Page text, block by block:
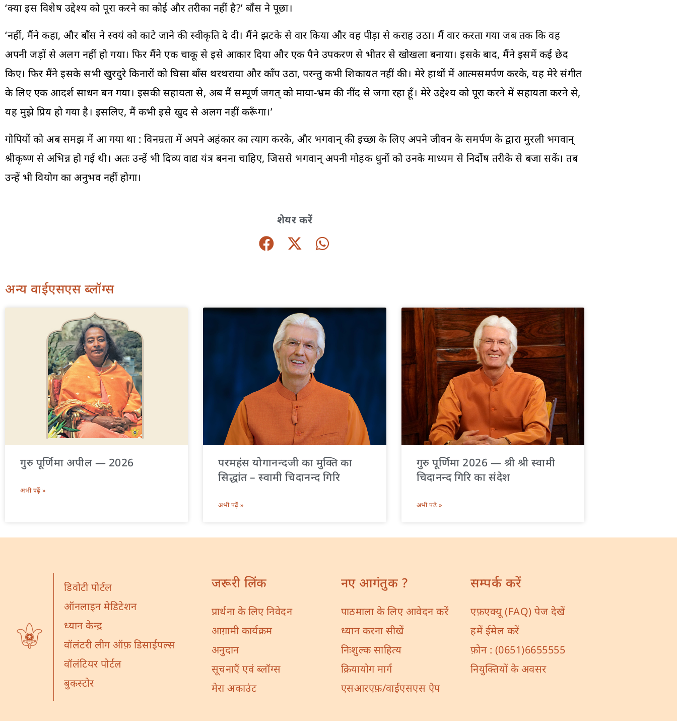
‘क्या इस विशेष उद्देश्य को पूरा करने का कोई और तरीका नहीं है?’ बाँस ने पूछा।
‘नहीं, मैंने कहा, और बाँस ने स्वयं को काटे जाने की स्वीकृति दे दी। मैंने झटके से वार किया और वह पीड़ा से कराह उठा। मैं वार करता गया जब तक कि वह
अपनी जड़ों से अलग नहीं हो गया। फिर मैंने एक चाकू से इसे आकार दिया और एक पैने उपकरण से भीतर से खोखला बनाया। इसके बाद, मैंने इसमें कई छेद
किए। फिर मैंने इसके सभी खुरदुरे किनारों को घिसा बाँस थरथराया और काँप उठा, परन्तु कभी शिकायत नहीं की। मेरे हाथों में आत्मसमर्पण करके, यह मेरे संगीत
के लिए एक आदर्श साधन बन गया। इसकी सहायता से, अब मैं सम्पूर्ण जगत् को माया-भ्रम की नींद से जगा रहा हूँ। मेरे उद्देश्य को पूरा करने में सहायता करने से,
यह मुझे प्रिय हो गया है। इसलिए, मैं कभी इसे खुद से अलग नहीं करूँगा।’
गोपियों को अब समझ में आ गया था : विनम्रता में अपने अहंकार का त्याग करके, और भगवान् की इच्छा के लिए अपने जीवन के समर्पण के द्वारा मुरली भगवान्
श्रीकृष्ण से अभिन्न हो गई थी। अतः उन्हें भी दिव्य वाद्य यंत्र बनना चाहिए, जिससे भगवान् अपनी मोहक धुनों को उनके माध्यम से निर्दोष तरीके से बजा सकें। तब
उन्हें भी वियोग का अनुभव नहीं होगा।
शेयर करें
अन्य वाईएसएस ब्लॉग्स
गुरु पूर्णिमा अपील — 2026
अभी पढ़ें »
परमहंस योगानन्दजी का मुक्ति का
सिद्धांत – स्वामी चिदानन्द गिरि
अभी पढ़ें »
गुरु पूर्णिमा 2026 — श्री श्री स्वामी
चिदानन्द गिरि का संदेश
अभी पढ़ें »
डिवोटी पोर्टल
ऑनलाइन मेडिटेशन
ध्यान केन्द्र
वॉलंटरी लीग ऑफ़ डिसाईपल्स
वॉलंटियर पोर्टल
बुकस्टोर
जरूरी लिंक
प्रार्थना के लिए निवेदन
आग़ामी कार्यक्रम
अनुदान
सूचनाएँ एवं ब्लॉग्स
मेरा अकाउंट
नए आगंतुक ?
पाठमाला के लिए आवेदन करें
ध्यान करना सीखें
निःशुल्क साहित्य
क्रियायोग मार्ग
एसआरएफ़/वाईएसएस ऐप
सम्पर्क करें
एफ़एक्यू (FAQ) पेज देखें
हमें ईमेल करें
फ़ोन : (0651)6655555
नियुक्तियों के अवसर